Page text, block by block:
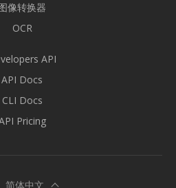
像转换器
OCR
API
API Docs
CLI Docs
Pricing
简体中文